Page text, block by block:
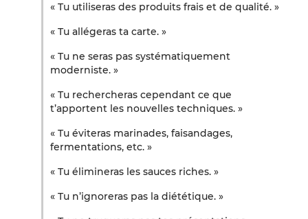
« Tu utiliseras des produits frais et de qualité. »
« Tu allégeras ta carte. »
« Tu ne seras pas systématiquement
moderniste. »
« Tu rechercheras cependant ce que
t’apportent les nouvelles techniques. »
« Tu éviteras marinades, faisandages,
fermentations, etc. »
« Tu élimineras les sauces riches. »
« Tu n’ignoreras pas la diététique. »